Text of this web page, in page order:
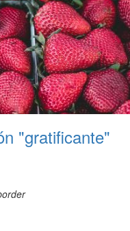
"gratificante"